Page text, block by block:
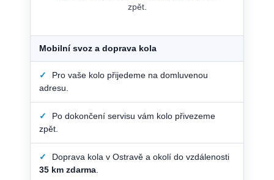
zpět.
Mobilní svoz a doprava kola
✓
Pro vaše kolo přijedeme na domluvenou
adresu.
✓
Po dokončení servisu vám kolo přivezeme
zpět.
✓
Doprava kola v Ostravě a okolí do vzdálenosti
35 km zdarma